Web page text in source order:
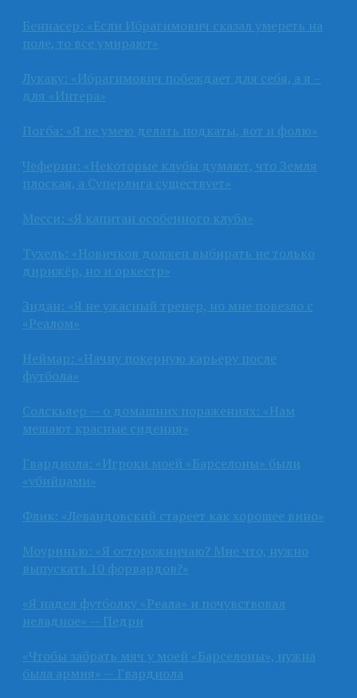
Беннасер: «Если Ибрагимович сказал умереть на
поле, то все умирают»
Лукаку: «Ибрагимович побеждает для себя, а я –
для «Интера»
Погба: «Я не умею делать подкаты, вот и фолю»
Чеферин: «Некоторые клубы думают, что Земля
плоская, а Суперлига существует»
Месси: «Я капитан особенного клуба»
Тухель: «Новичков должен выбирать не только
дирижёр, но и оркестр»
Зидан: «Я не ужасный тренер, но мне повезло с
«Реалом»
Неймар: «Начну покерную карьеру после
футбола»
Солскьяер — о домашних поражениях: «Нам
мешают красные сидения»
Гвардиола: «Игроки моей «Барселоны» были
«убийцами»
Флик: «Левандовский стареет как хорошее вино»
Моуринью: «Я осторожничаю? Мне что, нужно
выпускать 10 форвардов?»
«Я надел футболку «Реала» и почувствовал
неладное» — Педри
«Чтобы забрать мяч у моей «Барселоны», нужна
была армия» — Гвардиола